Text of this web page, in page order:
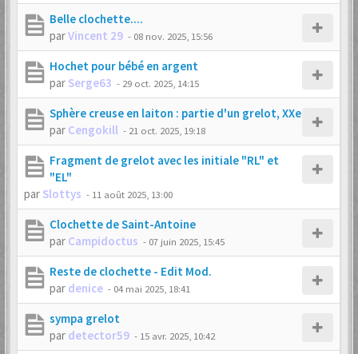
Belle clochette....
parVincent 29 - 08 nov. 2025, 15:56
Hochet pour bébé en argent
par Serge63 - 29 oct. 2025, 14:15
Sphère creuse en laiton : partie d'un grelot, XXe
par Cengokill - 21 oct. 2025, 19:18
Fragment de grelot avec les initiale "RL" et
"EL"
par Slottys - 11 août 2025, 13:00
Clochette de Saint-Antoine
par Campidoctus - 07 juin 2025, 15:45
Reste de clochette - Edit Mod.
par denice - 04 mai 2025, 18:41
sympa grelot
par detector59 - 15 avr. 2025, 10:42